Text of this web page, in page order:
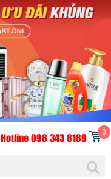
Hotline 098 343 8189 0